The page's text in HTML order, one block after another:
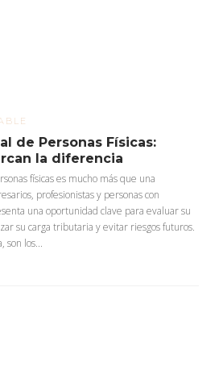
de Personas Físicas:
la diferencia
físicas es mucho más que una
profesionistas y personas con
una oportunidad clave para evaluar su
su carga tributaria y evitar riesgos futuros.
son los...